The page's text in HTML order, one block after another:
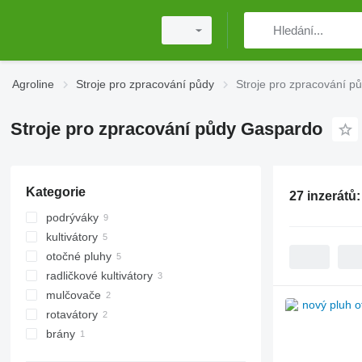
Agroline Stroje pro zpracování půdy Stroje pro zpracování
Stroje pro zpracování půdy Gaspardo
Kategorie
podrýváky
kultivátory
otočné pluhy
radličkové kultivátory
mulčovače
mulčovače za traktor
rotavátory
brány
27 inzerátů: